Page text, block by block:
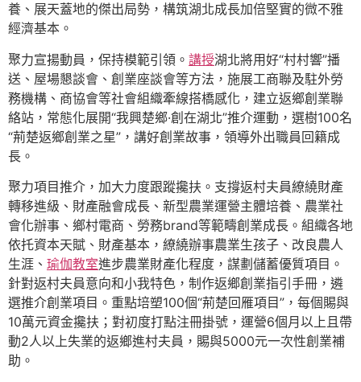
養、展天蓋地的傑出局勢，構筑湖北成長加倍堅實的微不雅
經濟基本。
聚力宣揚動員，保持模範引領。 講授湖北將用好“村村響”播
送、屋場懇談會、創業座談會等方法，施展工商聯及駐外勞
務機構、商協會等社會組織牽線搭橋感化，建立返鄉創業聯
絡站，常態化展開“我興楚鄉·創在湖北”推介運動，選樹100名
“荊楚返鄉創業之星”，講好創業故事，領導外出職員回籍成
長。
聚力項目推介，加大力度跟蹤攙扶。支撐返村夫員繚繞財產
轉移進級、財產融會成長、新型農業運營主體培養、農業社
會化辦事、鄉村電商、勞務brand等範疇創業成長。組織各地
依托資本天賦、財產基本，繚繞辦事農業生孩子、改良農人
生涯、 瑜伽教室進步農業財產化程度，謀劃儲蓄優質項目。
針對返村夫員意向和小我特色，制作返鄉創業指引手冊，遴
選推介創業項目。重點培塑100個“荊楚回雁項目”，每個賜與
10萬元資金攙扶；對初度打點注冊掛號，運營6個月以上且帶
動2人以上失業的返鄉進村夫員，賜與5000元一次性創業補
助。